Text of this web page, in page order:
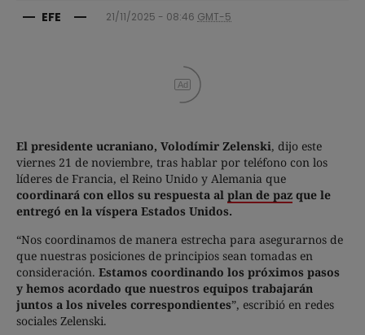
EFE 21/11/2025 - 08:46 GMT-5
Ad
El presidente ucraniano, Volodímir Zelenski, dijo este
viernes 21 de noviembre, tras hablar por teléfono con los
líderes de Francia, el Reino Unido y Alemania que
coordinará con ellos su respuesta al plan de paz que le
entregó en la víspera Estados Unidos.
“Nos coordinamos de manera estrecha para asegurarnos de
que nuestras posiciones de principios sean tomadas en
consideración. Estamos coordinando los próximos pasos
y hemos acordado que nuestros equipos trabajarán
juntos a los niveles correspondientes”, escribió en redes
sociales Zelenski.